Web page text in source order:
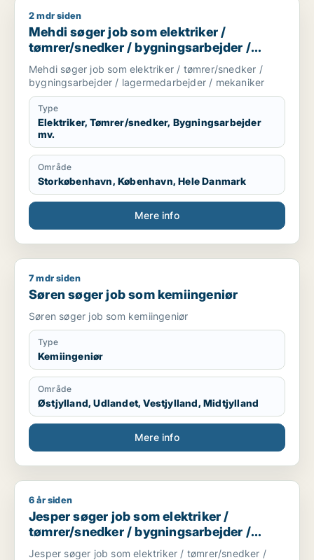
Mehdi søger job som elektriker / tømrer/snedker /
2 mdr siden
Mehdi søger job som elektriker /
tømrer/snedker / bygningsarbejder /
lagermedarbejder / mekaniker
Mehdi søger job som elektriker / tømrer/snedker /
bygningsarbejder / lagermedarbejder / mekaniker
Type
Elektriker, Tømrer/snedker, Bygningsarbejder
mv.
Område
Storkøbenhavn, København, Hele Danmark
Mere info
Søren søger job som kemiingeniør
7 mdr siden
Søren søger job som kemiingeniør
Søren søger job som kemiingeniør
Type
Kemiingeniør
Område
Østjylland, Udlandet, Vestjylland, Midtjylland
Mere info
Jesper søger job som elektriker / tømrer/snedker /
6 år siden
Jesper søger job som elektriker /
tømrer/snedker / bygningsarbejder /
lagermedarbejder / mekaniker
Jesper søger job som elektriker / tømrer/snedker /